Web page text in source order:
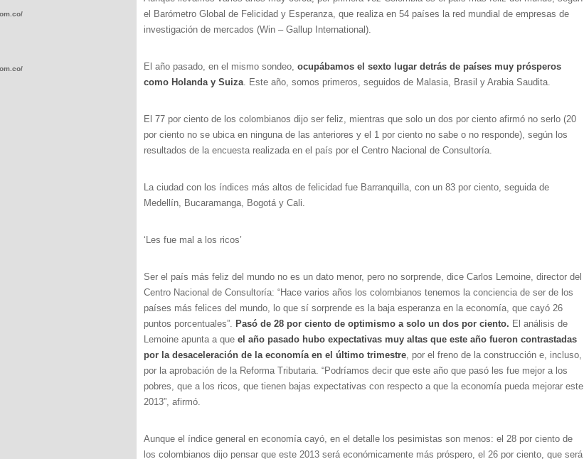
el Barómetro Global de Felicidad y Esperanza, que realiza en 54 países la red mundial de empresas de
investigación de mercados (Win – Gallup International).
El año pasado, en el mismo sondeo, ocupábamos el sexto lugar detrás de países muy prósperos
como Holanda y Suiza. Este año, somos primeros, seguidos de Malasia, Brasil y Arabia Saudita.
El 77 por ciento de los colombianos dijo ser feliz, mientras que solo un dos por ciento afirmó no serlo (20
por ciento no se ubica en ninguna de las anteriores y el 1 por ciento no sabe o no responde), según los
resultados de la encuesta realizada en el país por el Centro Nacional de Consultoría.
La ciudad con los índices más altos de felicidad fue Barranquilla, con un 83 por ciento, seguida de
Medellín, Bucaramanga, Bogotá y Cali.
‘Les fue mal a los ricos’
Ser el país más feliz del mundo no es un dato menor, pero no sorprende, dice Carlos Lemoine, director del
Centro Nacional de Consultoría: “Hace varios años los colombianos tenemos la conciencia de ser de los
países más felices del mundo, lo que sí sorprende es la baja esperanza en la economía, que cayó 26
puntos porcentuales”. Pasó de 28 por ciento de optimismo a solo un dos por ciento. El análisis de
Lemoine apunta a que el año pasado hubo expectativas muy altas que este año fueron contrastadas
por la desaceleración de la economía en el último trimestre, por el freno de la construcción e, incluso,
por la aprobación de la Reforma Tributaria. “Podríamos decir que este año que pasó les fue mejor a los
pobres, que a los ricos, que tienen bajas expectativas con respecto a que la economía pueda mejorar este
2013”, afirmó.
Aunque el índice general en economía cayó, en el detalle los pesimistas son menos: el 28 por ciento de
los colombianos dijo pensar que este 2013 será económicamente más próspero, el 26 por ciento, que será
wp-
wp-